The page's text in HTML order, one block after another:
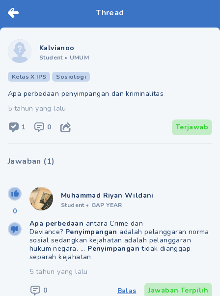
Thread
Kalvianoo
Student • UMUM
Kelas X IPS Sosiologi
Apa perbedaan penyimpangan dan kriminalitas
5 tahun yang lalu
1
0 Terjawab
Jawaban (1)
0
Muhammad Riyan Wildani
Student • GAP YEAR
Apa perbedaan antara Crime dan
Deviance? Penyimpangan adalah pelanggaran norma
sosial sedangkan kejahatan adalah pelanggaran
hukum negara. ... Penyimpangan tidak dianggap
separah kejahatan
5 tahun yang lalu
0
Balas Jawaban Terpilih